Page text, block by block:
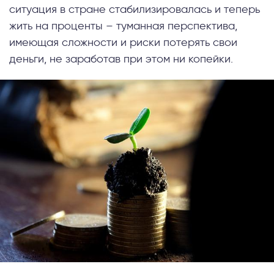
ситуация в стране стабилизировалась и теперь
жить на проценты – туманная перспектива,
имеющая сложности и риски потерять свои
деньги, не заработав при этом ни копейки.